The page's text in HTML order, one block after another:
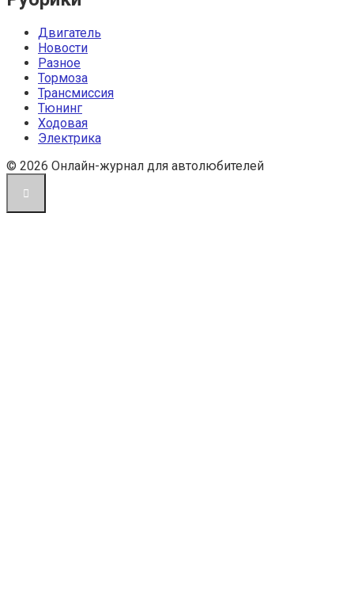
Двигатель
Новости
Разное
Тормоза
Трансмиссия
Тюнинг
Ходовая
Электрика
© 2026 Онлайн-журнал для автолюбителей